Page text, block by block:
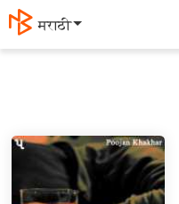
मराठी